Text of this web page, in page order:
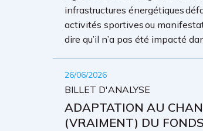
infrastructures énergétiques
activités sportives ou
dire qu’il n’a pas été impacté
26/06/2026
BILLET D'ANALYSE
ADAPTATION AU
(VRAIMENT) DU